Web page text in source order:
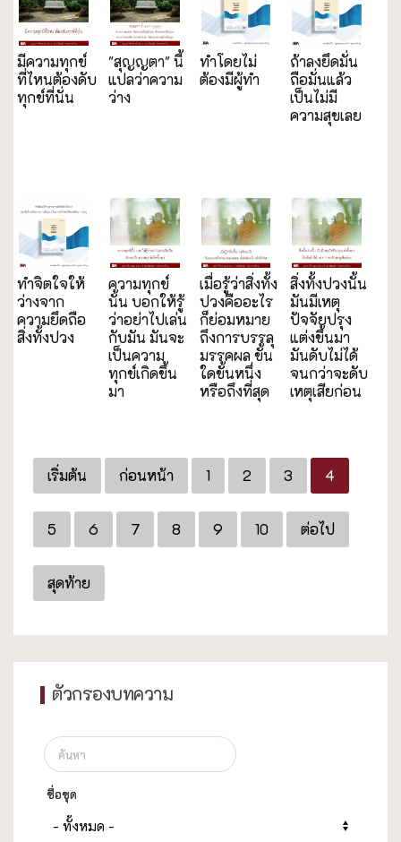
มีความทุกข์
ที่ไหนต้องดับ
ทุกข์ที่นั่น
"สุญญตา" นี้
แปลว่าความ
ว่าง
ทำโดยไม่
ต้องมีผู้ทำ
ถ้าลงยึดมั่น
ถือมั่นแล้ว
เป็นไม่มี
ความสุขเลย
ทำจิตใจให้
ว่างจาก
ความยึดถือ
สิ่งทั้งปวง
ความทุกข์
นั้น บอกให้รู้
ว่าอย่าไปเล่น
กับมัน มันจะ
เป็นความ
ทุกข์เกิดขึ้น
มา
เมื่อรู้ว่าสิ่งทั้ง
ปวงคืออะไร
ก็ย่อมหมาย
ถึงการบรรลุ
มรรคผล ขั้น
ใดขั้นหนึ่ง
หรือถึงที่สุด
สิ่งทั้งปวงนั้น
มันมีเหตุ
ปัจจัยปรุง
แต่งขึ้นมา
มันดับไม่ได้
จนกว่าจะดับ
เหตุเสียก่อน
เริ่มต้น ก่อนหน้า 1 2 3 4
5 6 7 8 9 10 ต่อไป
สุดท้าย
ตัวกรองบทความ
ชื่อชุด